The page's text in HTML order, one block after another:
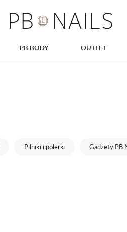
PB BODY OUTLET
Pilniki i polerki Gadżety PB